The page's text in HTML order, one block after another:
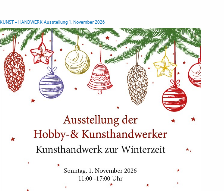
KUNST + HANDWERK Ausstellung 1. November 2026